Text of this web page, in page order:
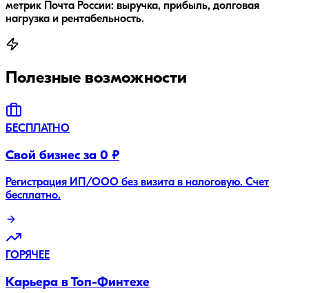
метрик Почта России: выручка, прибыль, долговая
нагрузка и рентабельность.
Полезные возможности
БЕСПЛАТНО
Свой бизнес за 0 ₽
Регистрация ИП/ООО без визита в налоговую. Счет
бесплатно.
ГОРЯЧЕЕ
Карьера в Топ-Финтехе